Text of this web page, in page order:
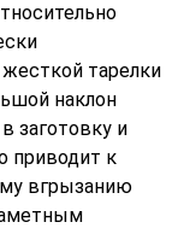
тарелки
наклон
заготовку и
приводит к
вгрызанию